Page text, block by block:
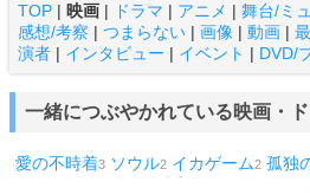
TOP | 映画 | ドラマ | アニメ | 舞台/ミ
感想/考察 | つまらない | 画像 | 動画 |
演者 | インタビュー | イベント | DVD/
一緒につぶやかれている映画・
愛の不時着3 ソウル2 イカゲーム2 孤独